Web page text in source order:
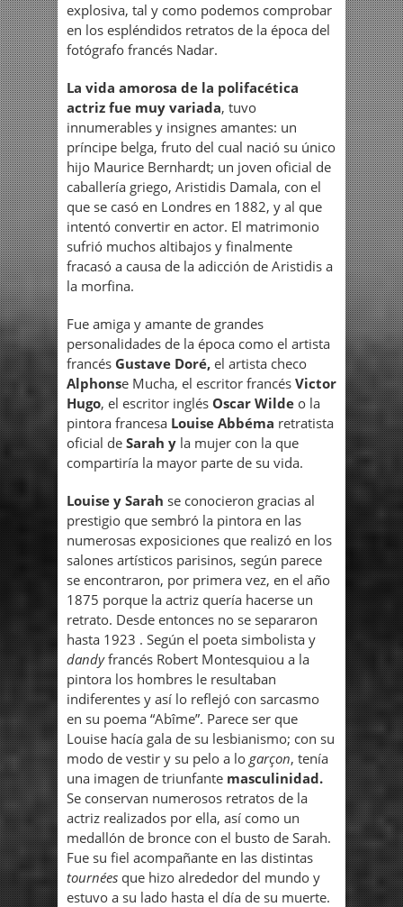
explosiva, tal y como podemos comprobar
en los espléndidos retratos de la época del
fotógrafo francés Nadar.
La vida amorosa de la polifacética
actriz fue muy variada, tuvo
innumerables y insignes amantes: un
príncipe belga, fruto del cual nació su único
hijo Maurice Bernhardt; un joven oficial de
caballería griego, Aristidis Damala, con el
que se casó en Londres en 1882, y al que
intentó convertir en actor. El matrimonio
sufrió muchos altibajos y finalmente
fracasó a causa de la adicción de Aristidis a
la morfina.
Fue amiga y amante de grandes
personalidades de la época como el artista
francés Gustave Doré, el artista checo
Alphonse Mucha, el escritor francés Victor
Hugo, el escritor inglés Oscar Wilde o la
pintora francesa Louise Abbéma retratista
oficial de Sarah y la mujer con la que
compartiría la mayor parte de su vida.
Louise y Sarah se conocieron gracias al
prestigio que sembró la pintora en las
numerosas exposiciones que realizó en los
salones artísticos parisinos, según parece
se encontraron, por primera vez, en el año
1875 porque la actriz quería hacerse un
retrato. Desde entonces no se separaron
hasta 1923 . Según el poeta simbolista y
dandyfrancés Robert Montesquiou a la
pintora los hombres le resultaban
indiferentes y así lo reflejó con sarcasmo
en su poema “Abîme”. Parece ser que
Louise hacía gala de su lesbianismo; con su
modo de vestir y su pelo a lo garçon, tenía
una imagen de triunfante masculinidad.
Se conservan numerosos retratos de la
actriz realizados por ella, así como un
medallón de bronce con el busto de Sarah.
Fue su fiel acompañante en las distintas
tournées que hizo alrededor del mundo y
estuvo a su lado hasta el día de su muerte.